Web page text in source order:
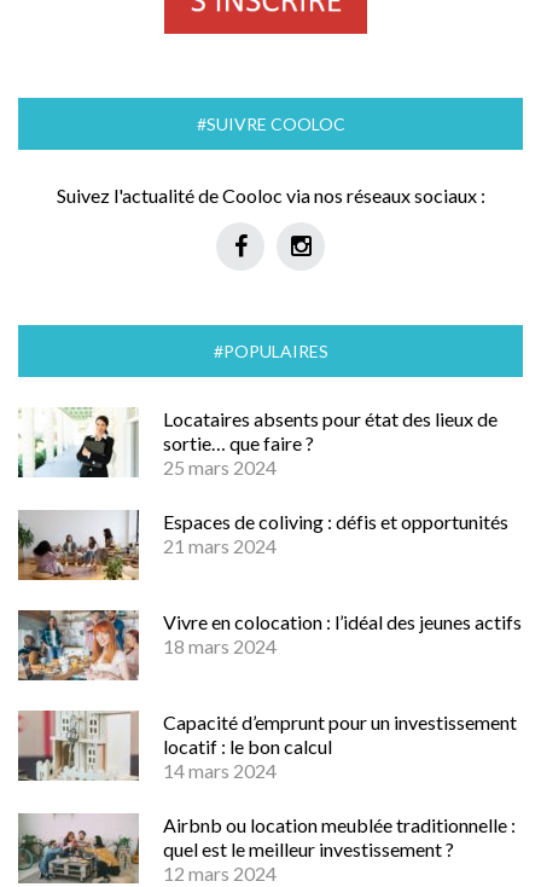
#SUIVRE COOLOC
Suivez l'actualité de Cooloc via nos réseaux sociaux :
#POPULAIRES
Locataires absents pour état des lieux de
sortie… que faire ?
25 mars 2024
Espaces de coliving : défis et opportunités
21 mars 2024
Vivre en colocation : l’idéal des jeunes actifs
18 mars 2024
Capacité d’emprunt pour un investissement
locatif : le bon calcul
14 mars 2024
Airbnb ou location meublée traditionnelle :
quel est le meilleur investissement ?
12 mars 2024